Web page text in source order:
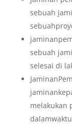
sebuah
sebuah
selesai di
melakukan